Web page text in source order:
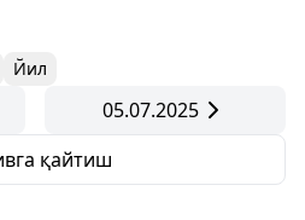
Йил
05.07.2025
қайтиш